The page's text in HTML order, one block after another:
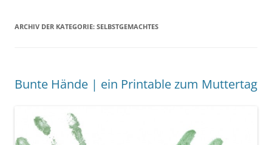
ARCHIV DER KATEGORIE: SELBSTGEMACHTES
Bunte Hände | ein Printable zum Muttertag